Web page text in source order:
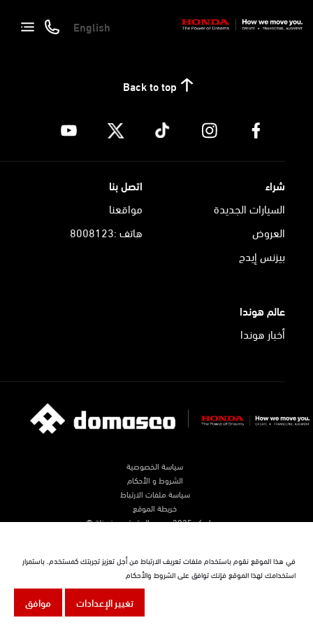
English
Back to top
شراء
السيارات الجديدة
العروض
بيزنس إيدج
اتصل بنا
مواقعنا
هاتف :8008123
عالم هوندا
أخبار هوندا
سياسة الخصوصية
الشروط و الأحكام
سياسة ملفات الارتباط
خريطة الموقع
دوماسكو 2025. جميع الحقوق محفوظة ©
في هذا الموقع نقوم باستخدام ملفات تعريف الارتباط من أجل تعزيز تجربتك كمستخدم. باستمرار
استخدامك لهذا الموقع فإنك توافق على الشروط والأحكام
تغيير الإعدادات موافق